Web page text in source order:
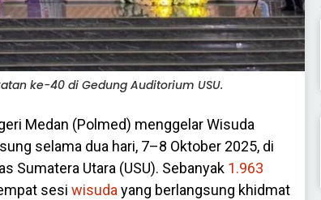
ke-40 di Gedung Auditorium USU.
Medan (Polmed) menggelar Wisuda
selama dua hari, 7–8 Oktober 2025, di
Sumatera Utara (USU). Sebanyak 1.963
sesi wisudayang berlangsung khidmat